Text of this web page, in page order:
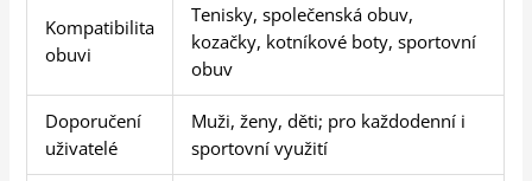
Kompatibilita
obuvi
Tenisky, společenská obuv,
kozačky, kotníkové boty, sportovní
obuv
Doporučení
uživatelé
Muži, ženy, děti; pro každodenní i
sportovní využití